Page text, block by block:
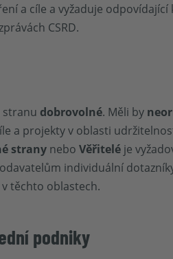
a cíle a vyžaduje
CSRD.
stranu dobrovolné. Měli by
a projekty v oblasti
strany neboVěřitelé je
individuální
těchto oblastech.
podniky